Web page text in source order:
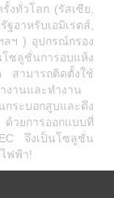
งทั่วโลก (รัสเซีย,
อาหรับเอมิเรตส์,
ลฯ ) อุปกรณ์กรอง
ซลูชั่นการอบแห้ง
สามารถติดตั้งใช้
งานและทำงาน
ระบอกสูบและดึง
ยการออกแบบที่
จึงเป็นโซลูชั่น
ฟฟ้า!